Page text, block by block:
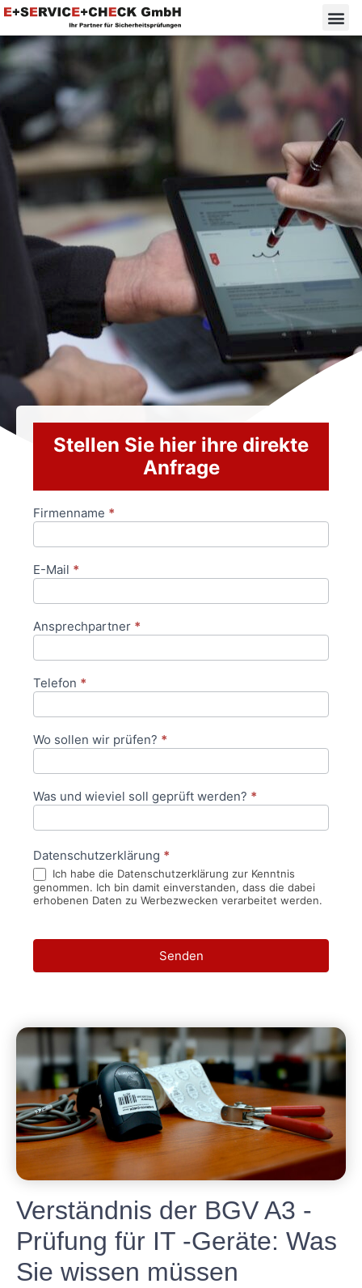
Stellen Sie hier ihre direkte
Anfrage
Anfrageformular
Firmenname *
E-Mail *
Ansprechpartner *
Telefon *
Wo sollen wir prüfen? *
Was und wieviel soll geprüft werden? *
Datenschutzerklärung *
Ich habe die Datenschutzerklärung zur Kenntnis
genommen. Ich bin damit einverstanden, dass die dabei
erhobenen Daten zu Werbezwecken verarbeitet werden.
Senden
Verständnis der BGV A3 -
Prüfung für IT -Geräte: Was
Sie wissen müssen